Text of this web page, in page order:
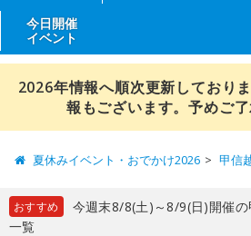
今日開催
イベント
2026年情報へ順次更新しており
報もございます。予めご了
夏休みイベント・おでかけ2026 甲信
おすすめ
今週末8/8(土)～8/9(日)開催
一覧